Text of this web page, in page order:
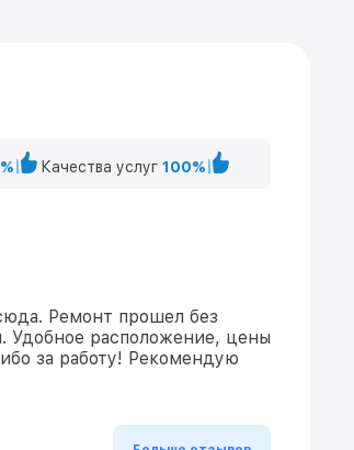
Качества услуг 100%
Ремонт прошел без
Удобное расположение, цены
за работу! Рекомендую